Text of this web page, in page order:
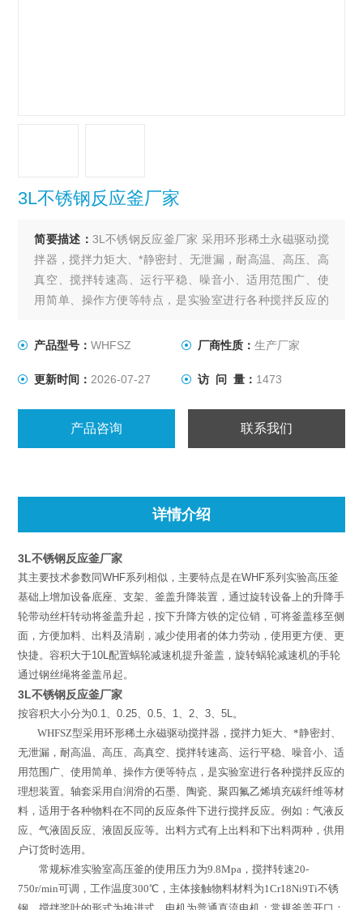
3L不锈钢反应釜厂家
简要描述： 3L不锈钢反应釜厂家 采用环形稀土永磁驱动搅
拌器，搅拌力矩大、*静密封、无泄漏，耐高温、高压、高
真空、搅拌转速高、运行平稳、噪音小、适用范围广、使
用简单、操作方便等特点，是实验室进行各种搅拌反应的
产品型号：WHFSZ 厂商性质： 生产厂家
更新时间： 2026-07-27 访 问 量： 1473
产品咨询 联系我们
详情介绍
3L不锈钢反应釜厂家
其主要技术参数同WHF系列相似，主要特点是在WHF系列实验高压釜
基础上增加设备底座、支架、釜盖升降装置，通过旋转设备上的升降手
轮带动丝杆转动将釜盖升起，按下升降方铁的定位销，可将釜盖移至侧
面，方便加料、出料及清刷，减少使用者的体力劳动，使用更方便、更
快捷。容积大于10L配置蜗轮减速机提升釜盖，旋转蜗轮减速机的手轮
通过钢丝绳将釜盖吊起。
3L不锈钢反应釜厂家
按容积大小分为0.1、0.25、0.5、 1、2、3、5L。
WHFSZ型采用环形稀土永磁驱动搅拌器，搅拌力矩大、*静密封、
无泄漏，耐高温、高压、高真空、搅拌转速高、运行平稳、噪音小、适
用范围广、使用简单、操作方便等特点，是实验室进行各种搅拌反应的
理想装置。轴套采用自润滑的石墨、陶瓷、聚四氟乙烯填充碳纤维等材
料，适用于各种物料在不同的反应条件下进行搅拌反应。例如：气液反
应、气液固反应、液固反应等。出料方式有上出料和下出料两种，供用
户订货时选用。
常规标准实验室高压釜的使用压力为9.8Mpa ，搅拌转速20-
750r/min 可调，工作温度300℃ ，主体接触物料材料为1Cr18Ni9Ti不锈